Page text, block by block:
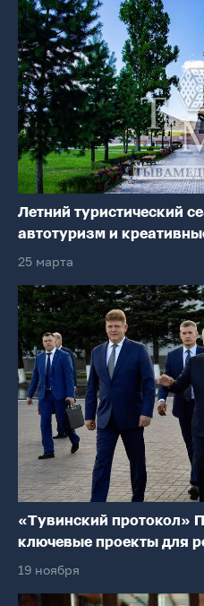
Летний туристический
автотуризм и
25 марта
«Тувинский протокол»
ключевые проекты для
19 ноября